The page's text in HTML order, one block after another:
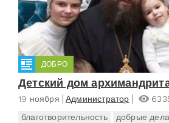
ДОБРО
Детский дом
19 ноября Администратор
благотворительность
добрые дела